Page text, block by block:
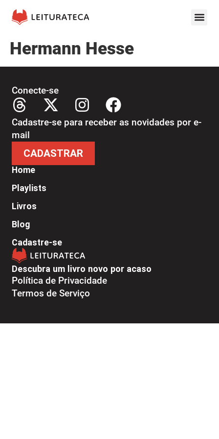
Hermann Hesse
Descubra um livro novo por acaso
Política de Privacidade
Termos de Serviço
Home
Playlists
Livros
Blog
Cadastre-se
Conecte-se
Cadastre-se para receber as novidades por e-
mail
CADASTRAR